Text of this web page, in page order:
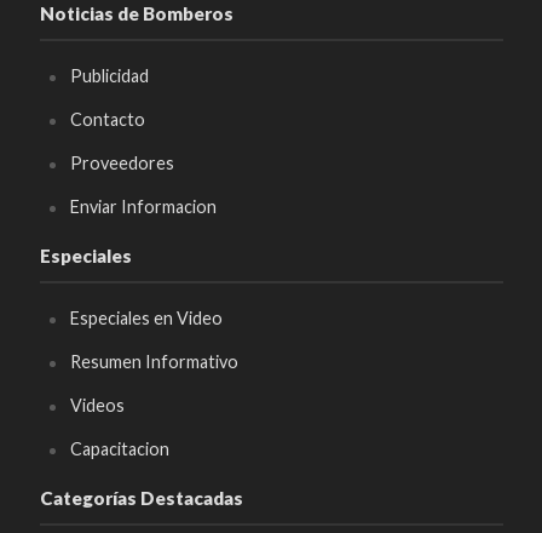
Noticias de Bomberos
Publicidad
Contacto
Proveedores
Enviar Informacion
Especiales
Especiales en Video
Resumen Informativo
Videos
Capacitacion
Categorías Destacadas